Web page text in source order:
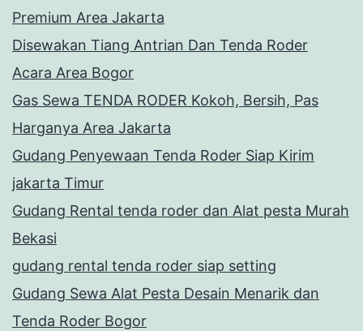
Premium Area Jakarta
Disewakan Tiang Antrian Dan Tenda Roder
Acara Area Bogor
Gas Sewa TENDA RODER Kokoh, Bersih, Pas
Harganya Area Jakarta
Gudang Penyewaan Tenda Roder Siap Kirim
jakarta Timur
Gudang Rental tenda roder dan Alat pesta Murah
Bekasi
gudang rental tenda roder siap setting
Gudang Sewa Alat Pesta Desain Menarik dan
Tenda Roder Bogor